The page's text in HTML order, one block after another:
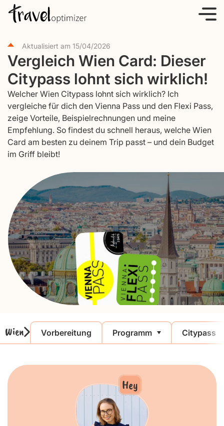
Aktualisiert am 15/04/2026
Vergleich Wien Card: Dieser
Citypass lohnt sich wirklich!
Welcher Wien Citypass lohnt sich wirklich? Ich
vergleiche für dich den Vienna Pass und den Flexi Pass,
zeige Vorteile, Beispielrechnungen und meine
Empfehlung. So findest du schnell heraus, welche Wien
Card am besten zu deinem Trip passt – und dein Budget
im Griff bleibt!
Wien Vorbereitung Programm Citypass
Hey